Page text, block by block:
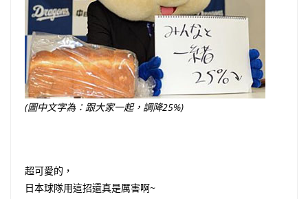
(圖中文字為：跟大家一起，調降25%)
超可愛的，
日本球隊用這招還真是厲害啊~